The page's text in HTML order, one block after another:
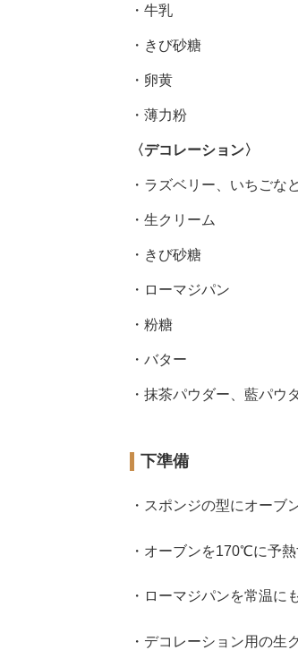
・牛乳
・きび砂糖
・卵黄
・薄力粉
〈デコレーション〉
・ラズベリー、いちごな
・生クリーム
・きび砂糖
・ローマジパン
・粉糖
・バター
・抹茶パウダー、藍パウ
下準備
・スポンジの型にオーブ
・オーブンを170℃に予熱
・ローマジパンを常温に
・デコレーション用の生